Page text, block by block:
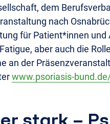
dem
nach
für Patient*innen
aber auch die
an der
www.psoriasis-
stark –